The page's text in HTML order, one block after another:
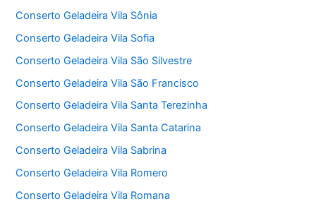
Conserto Geladeira Vila Sônia
Conserto Geladeira Vila Sofia
Conserto Geladeira Vila São Silvestre
Conserto Geladeira Vila São Francisco
Conserto Geladeira Vila Santa Terezinha
Conserto Geladeira Vila Santa Catarina
Conserto Geladeira Vila Sabrina
Conserto Geladeira Vila Romero
Conserto Geladeira Vila Romana